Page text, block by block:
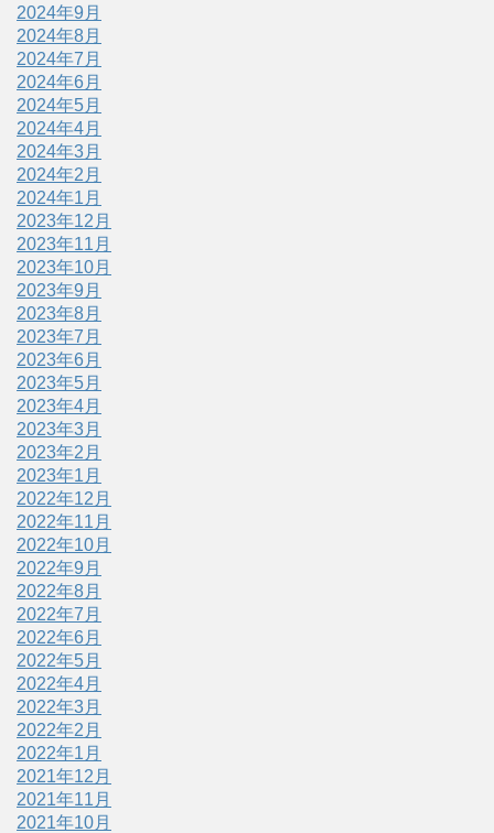
2024年9月
2024年8月
2024年7月
2024年6月
2024年5月
2024年4月
2024年3月
2024年2月
2024年1月
2023年12月
2023年11月
2023年10月
2023年9月
2023年8月
2023年7月
2023年6月
2023年5月
2023年4月
2023年3月
2023年2月
2023年1月
2022年12月
2022年11月
2022年10月
2022年9月
2022年8月
2022年7月
2022年6月
2022年5月
2022年4月
2022年3月
2022年2月
2022年1月
2021年12月
2021年11月
2021年10月